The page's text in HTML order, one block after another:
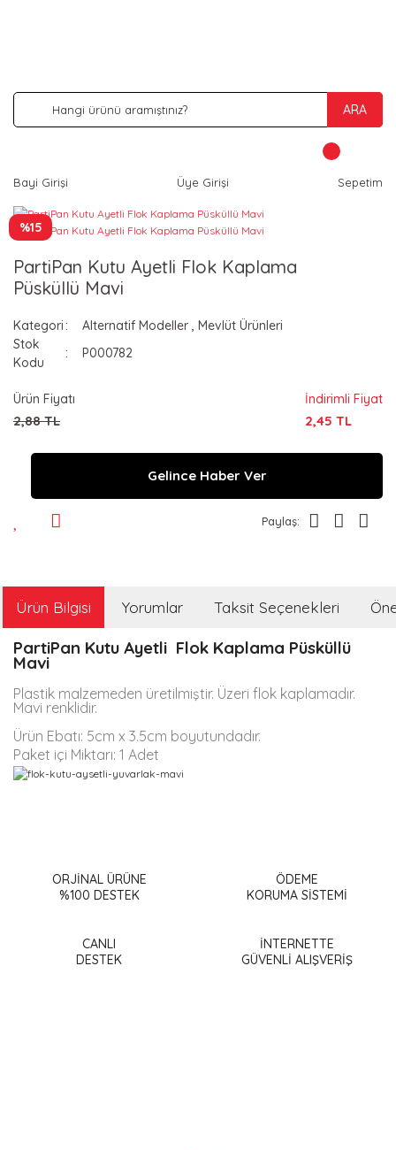
ARA
Bayi Girişi Üye Girişi Sepetim
%15
PartiPan Kutu Ayetli Flok Kaplama
Püsküllü Mavi
Kategori Alternatif Modeller , Mevlüt Ürünleri
Stok
Kodu
P000782
Ürün Fiyatı
2,88 TL
İndirimli Fiyat
2,45 TL
Gelince Haber Ver
Paylaş:
Ürün Bilgisi Yorumlar Taksit Seçenekleri
PartiPan Kutu Ayetli Flok Kaplama Püsküllü
Mavi
Plastik malzemeden üretilmiştir. Üzeri flok kaplamadır.
Mavi renklidir.
Ürün Ebatı: 5cm x 3.5cm boyutundadır.
Paket içi Miktarı: 1 Adet
Ürün açıklamasında eksik bilgiler bulunuyor.
Ürün bilgilerinde hatalar bulunuyor.
ORJİNAL ÜRÜNE
%100 DESTEK
ÖDEME
KORUMA SİSTEMİ
CANLI
DESTEK
İNTERNETTE
GÜVENLİ ALIŞVERİŞ